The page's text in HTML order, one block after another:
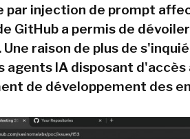
par injection de prompt
GitHub a permis de
Une raison de plus de
agents IA disposant d'accès
de développement des